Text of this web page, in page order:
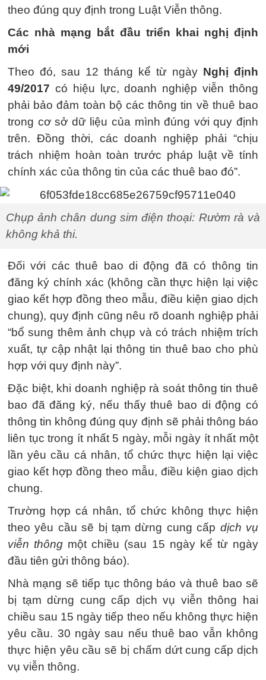
theo đúng quy định trong Luật Viễn thông.
Các nhà mạng bắt đầu triển khai nghị định
mới
Theo đó, sau 12 tháng kể từ ngày Nghị định
49/2017 có hiệu lực, doanh nghiệp viễn thông
phải bảo đảm toàn bộ các thông tin về thuê bao
trong cơ sở dữ liệu của mình đúng với quy định
trên. Đồng thời, các doanh nghiệp phải “chịu
trách nhiệm hoàn toàn trước pháp luật về tính
chính xác của thông tin của các thuê bao đó”.
Chụp ảnh chân dung sim điện thoại: Rườm rà và
không khả thi.
Đối với các thuê bao di động đã có thông tin
đăng ký chính xác (không cần thực hiện lại việc
giao kết hợp đồng theo mẫu, điều kiện giao dịch
chung), quy định cũng nêu rõ doanh nghiệp phải
“bổ sung thêm ảnh chụp và có trách nhiệm trích
xuất, tự cập nhật lại thông tin thuê bao cho phù
hợp với quy định này”.
Đặc biệt, khi doanh nghiệp rà soát thông tin thuê
bao đã đăng ký, nếu thấy thuê bao di động có
thông tin không đúng quy định sẽ phải thông báo
liên tục trong ít nhất 5 ngày, mỗi ngày ít nhất một
lần yêu cầu cá nhân, tổ chức thực hiện lại việc
giao kết hợp đồng theo mẫu, điều kiện giao dịch
chung.
Trường hợp cá nhân, tổ chức không thực hiện
theo yêu cầu sẽ bị tạm dừng cung cấp dịch vụ
viễn thông một chiều (sau 15 ngày kể từ ngày
đầu tiên gửi thông báo).
Nhà mạng sẽ tiếp tục thông báo và thuê bao sẽ
bị tạm dừng cung cấp dịch vụ viễn thông hai
chiều sau 15 ngày tiếp theo nếu không thực hiện
yêu cầu. 30 ngày sau nếu thuê bao vẫn không
thực hiện yêu cầu sẽ bị chấm dứt cung cấp dịch
vụ viễn thông.